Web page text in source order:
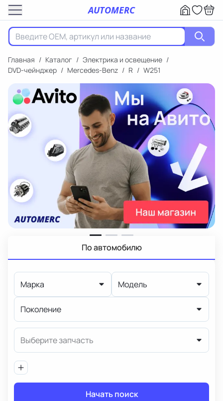
AUTOMERC
Главная / Каталог / Электрика и освещение /
DVD-чейнджер / Mercedes-Benz / R / W251
По автомобилю
Марка Модель
Поколение
Выберите запчасть
Начать поиск